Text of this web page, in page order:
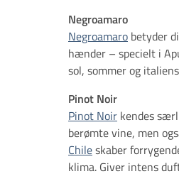
Negroamaro
Negroamaro betyder
hænder – specielt i
sol, sommer og
Pinot Noir
Pinot Noir kendes
berømte vine, men
Chileskaber
klima. Giver intens